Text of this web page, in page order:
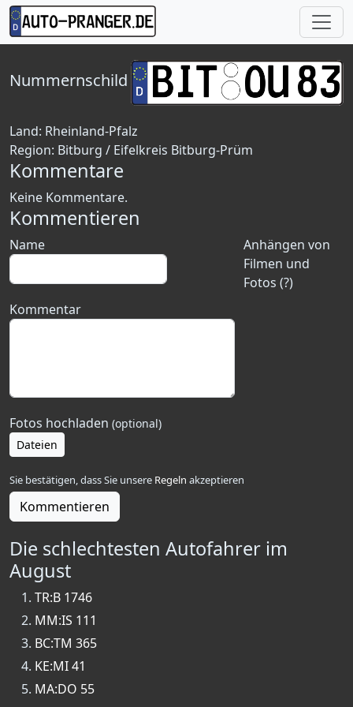
Nummernschild
Land: Rheinland-Pfalz
Region: Bitburg / Eifelkreis Bitburg-Prüm
Kommentare
Keine Kommentare.
Kommentieren
Anhängen von
Filmen und
Fotos (?)
Name
Kommentar
Fotos hochladen (optional)
Dateien
Sie bestätigen, dass Sie unsere Regeln akzeptieren
Kommentieren
Die schlechtesten Autofahrer im
August
TR:B 1746
MM:IS 111
BC:TM 365
KE:MI 41
MA:DO 55